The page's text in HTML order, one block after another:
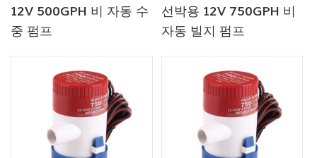
12V 500GPH 비 자동 수
중 펌프
선박용 12V 750GPH 비
자동 빌지 펌프